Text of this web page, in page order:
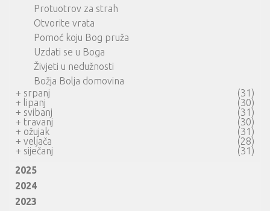
Protuotrov za strah
Otvorite vrata
Pomoć koju Bog pruža
Uzdati se u Boga
Živjeti u nedužnosti
Božja Bolja domovina
+ srpanj
(31)
+ lipanj
(30)
+ svibanj
(31)
+ travanj
(30)
+ ožujak
(31)
+ veljača
(28)
+ siječanj
(31)
2025
2024
2023